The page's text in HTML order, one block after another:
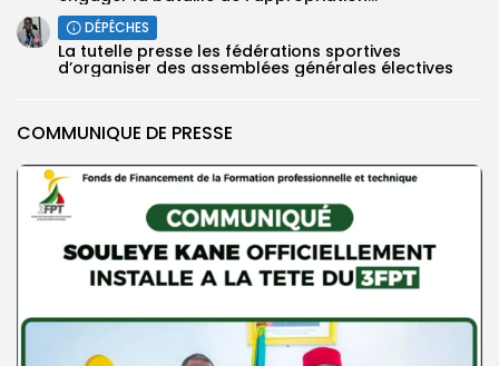
COMMUNIQUE DE PRESSE
DÉPÊCHES
La tutelle presse les fédérations sportives
d’organiser des assemblées générales électives